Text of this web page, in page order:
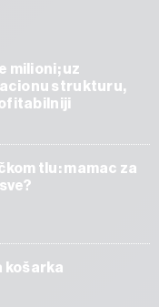
milioni; uz
strukturu,
tlu: mamac za
košarka